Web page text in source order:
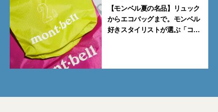
【モンベル夏の名品】リュック
からエコバッグまで。モンベル
好きスタイリストが選ぶ「コス